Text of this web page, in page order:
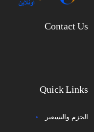
Contact Us
Quick Links
الحزم والتسعير